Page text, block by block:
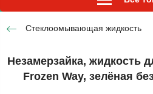
Стеклоомывающая жидкость
Незамерзайка, жидкость
Frozen Way, зелёная